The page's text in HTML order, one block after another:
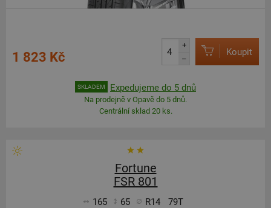
1 823 Kč
+
–
Koupit
SKLADEM Expedujeme do 5 dnů
Na prodejně v Opavě do 5 dnů.
Centrální sklad 20 ks.
Fortune
FSR 801
165 65 R14 79T